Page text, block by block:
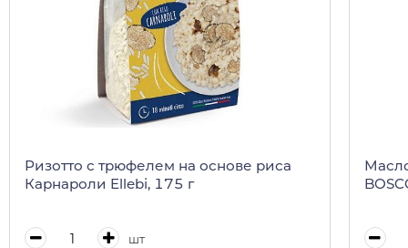
Ризотто с трюфелем на основе риса
Карнароли Ellebi, 175 г
шт